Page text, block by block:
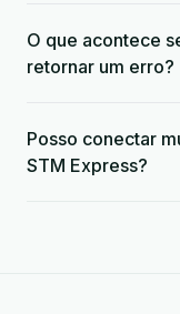
O que acontece
retornar um erro?
Posso conectar
STM Express?